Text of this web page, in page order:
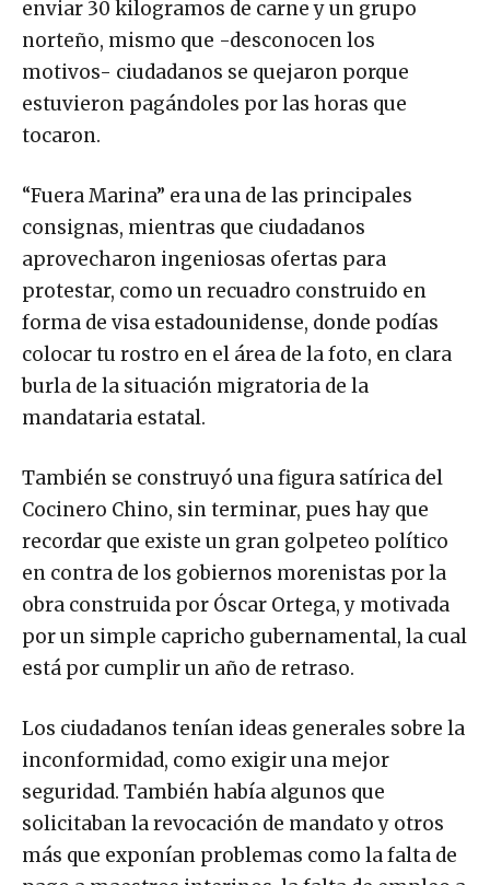
enviar 30 kilogramos de carne y un grupo
norteño, mismo que -desconocen los
motivos- ciudadanos se quejaron porque
estuvieron pagándoles por las horas que
tocaron.
“Fuera Marina” era una de las principales
consignas, mientras que ciudadanos
aprovecharon ingeniosas ofertas para
protestar, como un recuadro construido en
forma de visa estadounidense, donde podías
colocar tu rostro en el área de la foto, en clara
burla de la situación migratoria de la
mandataria estatal.
También se construyó una figura satírica del
Cocinero Chino, sin terminar, pues hay que
recordar que existe un gran golpeteo político
en contra de los gobiernos morenistas por la
obra construida por Óscar Ortega, y motivada
por un simple capricho gubernamental, la cual
está por cumplir un año de retraso.
Los ciudadanos tenían ideas generales sobre la
inconformidad, como exigir una mejor
seguridad. También había algunos que
solicitaban la revocación de mandato y otros
más que exponían problemas como la falta de